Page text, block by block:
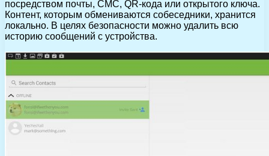
посредством почты, СМС, QR-кода или открытого ключа.
Контент, которым обмениваются собеседники, хранится
локально. В целях безопасности можно удалить всю
историю сообщений с устройства.